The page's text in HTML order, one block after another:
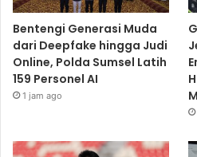
Bentengi Generasi Muda
dari Deepfake hingga Judi
Online, Polda Sumsel Latih
159 Personel AI
1 jam ago